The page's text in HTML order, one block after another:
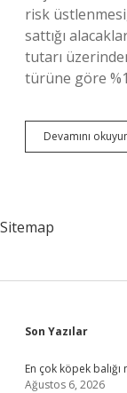
risk
sattığı
tutarı
türüne göre
Devamını
Sitemap
Sidebar
Son Yazılar
En çok köpek
Ağustos 6, 2026